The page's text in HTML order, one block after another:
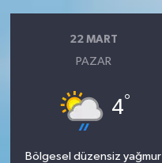
22 MART
PAZAR
4°
Bölgesel düzensiz yağmur